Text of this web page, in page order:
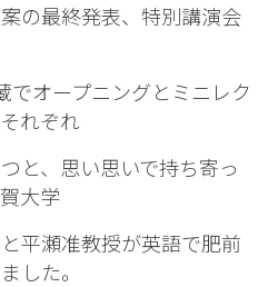
の最終発表、特別講演会
オープニングとミニレク
れぞれ
と、思い思いで持ち寄っ
大学
平瀬准教授が英語で肥前
した。